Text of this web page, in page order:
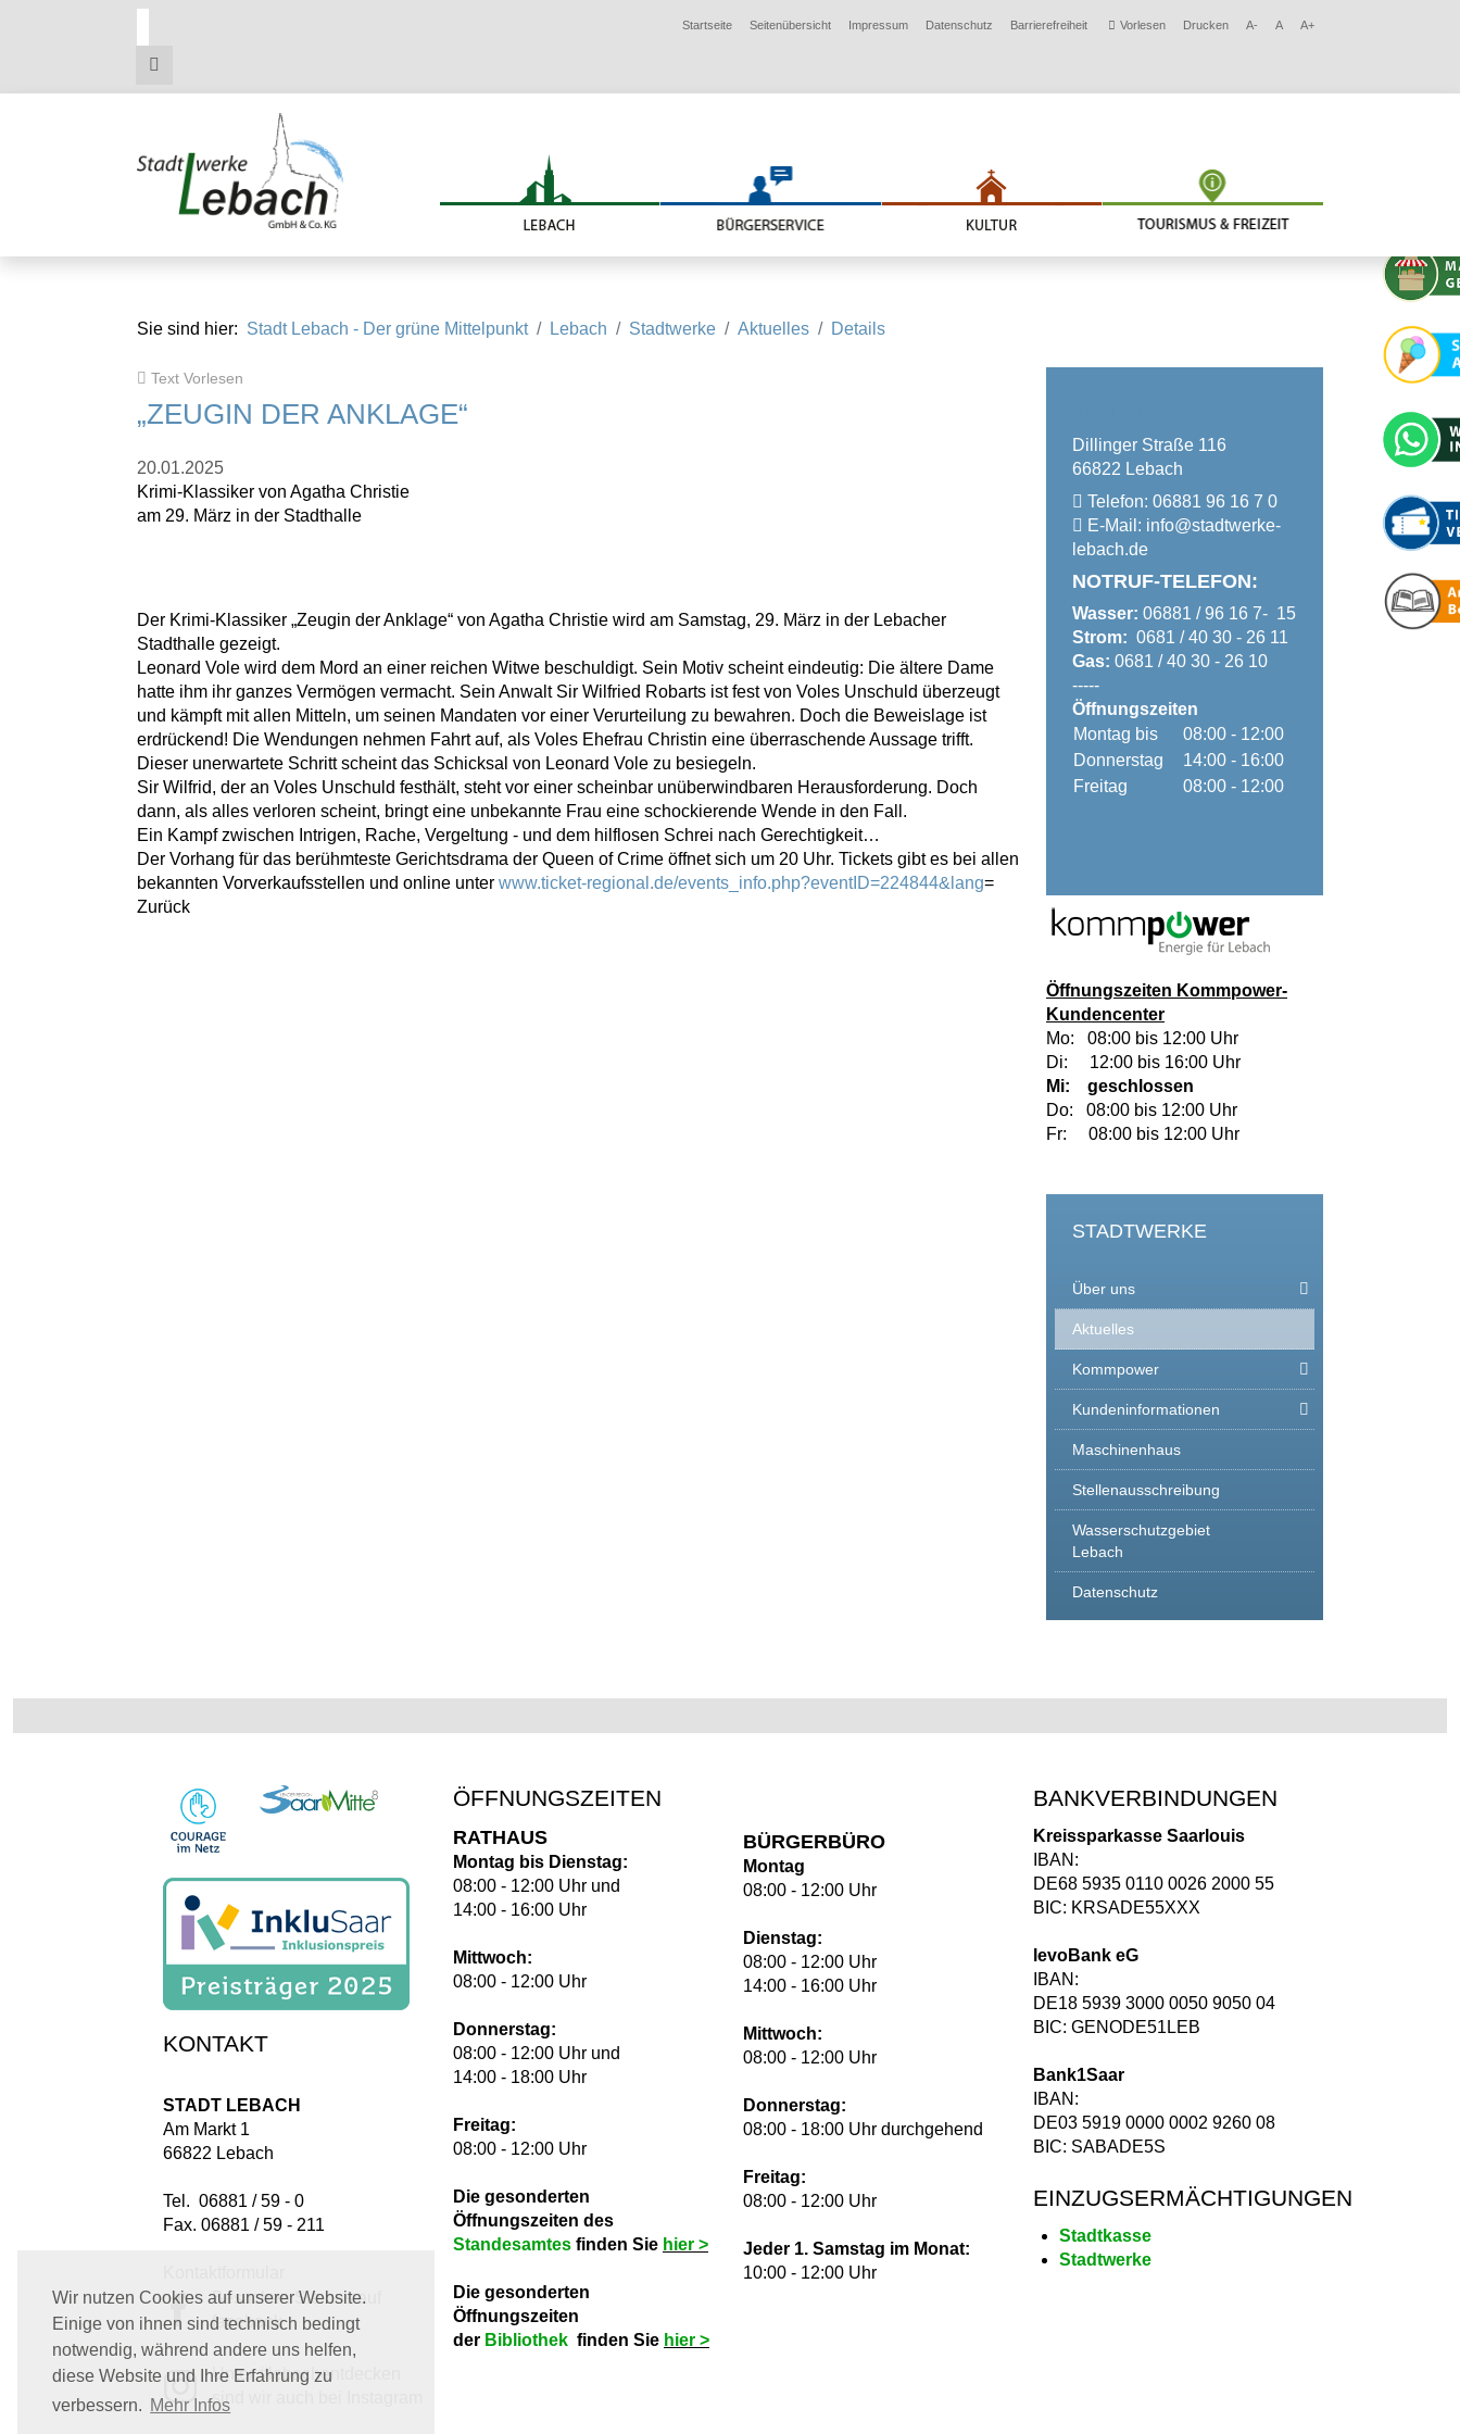
Wir nutzen Cookies auf unserer Website.
Einige von ihnen sind technisch bedingt
notwendig, während andere uns helfen,
diese Website und Ihre Erfahrung zu
verbessern. Mehr Infos
Startseite Seitenübersicht Impressum Datenschutz Barrierefreiheit Vorlesen Drucken A- A A+
Sie sind hier: Stadt Lebach - Der grüne Mittelpunkt Lebach Stadtwerke Aktuelles Details
Text Vorlesen
„ZEUGIN DER ANKLAGE“
20.01.2025
Krimi-Klassiker von Agatha Christie
am 29. März in der Stadthalle
Der Krimi-Klassiker „Zeugin der Anklage“ von Agatha Christie wird am Samstag, 29. März in der Lebacher
Stadthalle gezeigt.
Leonard Vole wird dem Mord an einer reichen Witwe beschuldigt. Sein Motiv scheint eindeutig: Die ältere Dame
hatte ihm ihr ganzes Vermögen vermacht. Sein Anwalt Sir Wilfried Robarts ist fest von Voles Unschuld überzeugt
und kämpft mit allen Mitteln, um seinen Mandaten vor einer Verurteilung zu bewahren. Doch die Beweislage ist
erdrückend! Die Wendungen nehmen Fahrt auf, als Voles Ehefrau Christin eine überraschende Aussage trifft.
Dieser unerwartete Schritt scheint das Schicksal von Leonard Vole zu besiegeln.
Sir Wilfrid, der an Voles Unschuld festhält, steht vor einer scheinbar unüberwindbaren Herausforderung. Doch
dann, als alles verloren scheint, bringt eine unbekannte Frau eine schockierende Wende in den Fall.
Ein Kampf zwischen Intrigen, Rache, Vergeltung - und dem hilflosen Schrei nach Gerechtigkeit…
Der Vorhang für das berühmteste Gerichtsdrama der Queen of Crime öffnet sich um 20 Uhr. Tickets gibt es bei allen
bekannten Vorverkaufsstellen und online unter www.ticket-regional.de/events_info.php?eventID=224844&lang=
Zurück
Dillinger Straße 116
66822 Lebach
Telefon: 06881 96 16 7 0
E-Mail: info@stadtwerke-
lebach.de
NOTRUF-TELEFON:
Wasser: 06881 / 96 16 7- 15
Strom: 0681 / 40 30 - 26 11
Gas: 0681 / 40 30 - 26 10
-----
Öffnungszeiten
Montag bis
08:00 - 12:00
Donnerstag
14:00 - 16:00
Freitag
08:00 - 12:00
Öffnungszeiten Kommpower-
Kundencenter
Mo: 08:00 bis 12:00 Uhr
Di: 12:00 bis 16:00 Uhr
Mi: geschlossen
Do: 08:00 bis 12:00 Uhr
Fr: 08:00 bis 12:00 Uhr
STADTWERKE
Über uns
Aktuelles
Kommpower
Kundeninformationen
Maschinenhaus
Stellenausschreibung
Wasserschutzgebiet
Lebach
Datenschutz
KONTAKT
STADT LEBACH
Am Markt 1
66822 Lebach
Tel. 06881 / 59 - 0
Fax. 06881 / 59 - 211
Besuchen Sie uns auf
facebook
Unter #lebachentdecken
sind wir auch bei Instagram
ÖFFNUNGSZEITEN
RATHAUS
Montag bis Dienstag:
08:00 - 12:00 Uhr und
14:00 - 16:00 Uhr
Mittwoch:
08:00 - 12:00 Uhr
Donnerstag:
08:00 - 12:00 Uhr und
14:00 - 18:00 Uhr
Freitag:
08:00 - 12:00 Uhr
Die gesonderten
Öffnungszeiten des
Standesamtes finden Sie hier >
Die gesonderten
Öffnungszeiten
der Bibliothek finden Sie hier >
BÜRGERBÜRO
Montag
08:00 - 12:00 Uhr
Dienstag:
08:00 - 12:00 Uhr
14:00 - 16:00 Uhr
Mittwoch:
08:00 - 12:00 Uhr
Donnerstag:
08:00 - 18:00 Uhr durchgehend
Freitag:
08:00 - 12:00 Uhr
Jeder 1. Samstag im Monat:
10:00 - 12:00 Uhr
BANKVERBINDUNGEN
Kreissparkasse Saarlouis
IBAN:
DE68 5935 0110 0026 2000 55
BIC: KRSADE55XXX
levoBank eG
IBAN:
DE18 5939 3000 0050 9050 04
BIC: GENODE51LEB
Bank1Saar
IBAN:
DE03 5919 0000 0002 9260 08
BIC: SABADE5S
EINZUGSERMÄCHTIGUNGEN
Stadtkasse
Stadtwerke